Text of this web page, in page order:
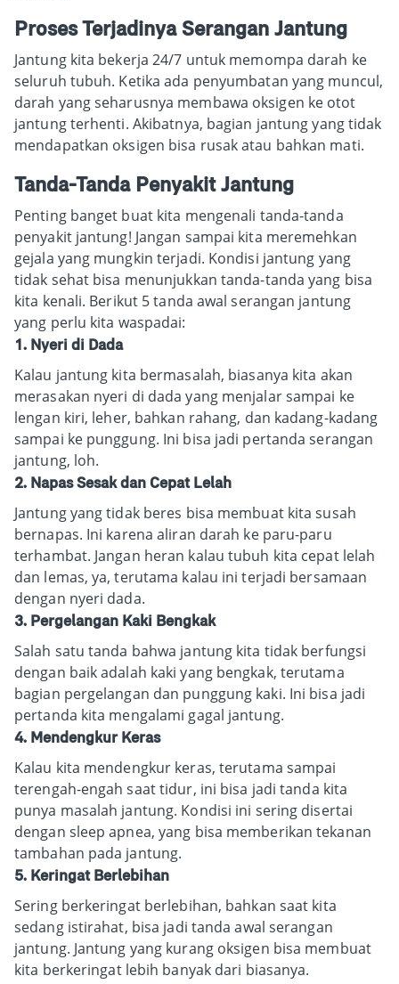
Proses Terjadinya Serangan Jantung
Jantung kita bekerja 24/7 untuk memompa darah ke
seluruh tubuh. Ketika ada penyumbatan yang muncul,
darah yang seharusnya membawa oksigen ke otot
jantung terhenti. Akibatnya, bagian jantung yang tidak
mendapatkan oksigen bisa rusak atau bahkan mati.
Tanda-Tanda Penyakit Jantung
Penting banget buat kita mengenali tanda-tanda
penyakit jantung! Jangan sampai kita meremehkan
gejala yang mungkin terjadi. Kondisi jantung yang
tidak sehat bisa menunjukkan tanda-tanda yang bisa
kita kenali. Berikut 5 tanda awal serangan jantung
yang perlu kita waspadai:
1. Nyeri di Dada
Kalau jantung kita bermasalah, biasanya kita akan
merasakan nyeri di dada yang menjalar sampai ke
lengan kiri, leher, bahkan rahang, dan kadang-kadang
sampai ke punggung. Ini bisa jadi pertanda serangan
jantung, loh.
2. Napas Sesak dan Cepat Lelah
Jantung yang tidak beres bisa membuat kita susah
bernapas. Ini karena aliran darah ke paru-paru
terhambat. Jangan heran kalau tubuh kita cepat lelah
dan lemas, ya, terutama kalau ini terjadi bersamaan
dengan nyeri dada.
3. Pergelangan Kaki Bengkak
Salah satu tanda bahwa jantung kita tidak berfungsi
dengan baik adalah kaki yang bengkak, terutama
bagian pergelangan dan punggung kaki. Ini bisa jadi
pertanda kita mengalami gagal jantung.
4. Mendengkur Keras
Kalau kita mendengkur keras, terutama sampai
terengah-engah saat tidur, ini bisa jadi tanda kita
punya masalah jantung. Kondisi ini sering disertai
dengan sleep apnea, yang bisa memberikan tekanan
tambahan pada jantung.
5. Keringat Berlebihan
Sering berkeringat berlebihan, bahkan saat kita
sedang istirahat, bisa jadi tanda awal serangan
jantung. Jantung yang kurang oksigen bisa membuat
kita berkeringat lebih banyak dari biasanya.